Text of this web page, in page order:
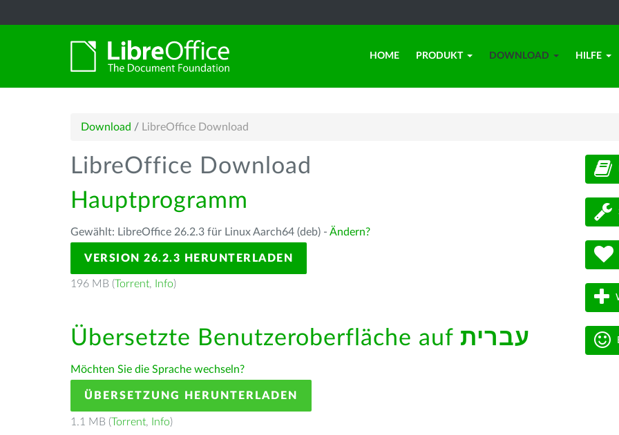
HOME PRODUKT DOWNLOAD HILFE
Download / LibreOffice Download
LibreOffice Download
Hauptprogramm
Gewählt: LibreOffice 26.2.3 für Linux Aarch64 (deb) - Ändern?
VERSION 26.2.3 HERUNTERLADEN
196 MB (Torrent, Info)
Übersetzte Benutzeroberfläche auf עברית
Möchten Sie die Sprache wechseln?
ÜBERSETZUNG HERUNTERLADEN
1.1 MB (Torrent, Info)